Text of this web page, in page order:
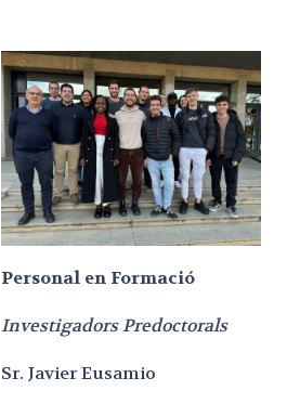
Personal en Formació
Investigadors Predoctorals
Sr. Javier Eusamio